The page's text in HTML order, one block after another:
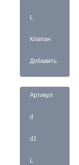
L
Клапан
Добавить
Артикул
d
d1
L